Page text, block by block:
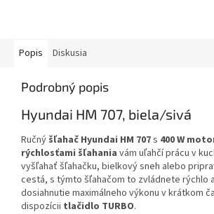
Popis Diskusia
Podrobný popis
Hyundai HM 707, biela/sivá
Ručný šľahač Hyundai HM 707s 400 W
rýchlosťami šľahania vám uľahčí prácu v
vyšľahať šľahačku, bielkový sneh alebo
cestá, s týmto šľahačom to zvládnete rýchlo
dosiahnutie maximálneho výkonu v krátkom
dispozícii tlačidlo TURBO.